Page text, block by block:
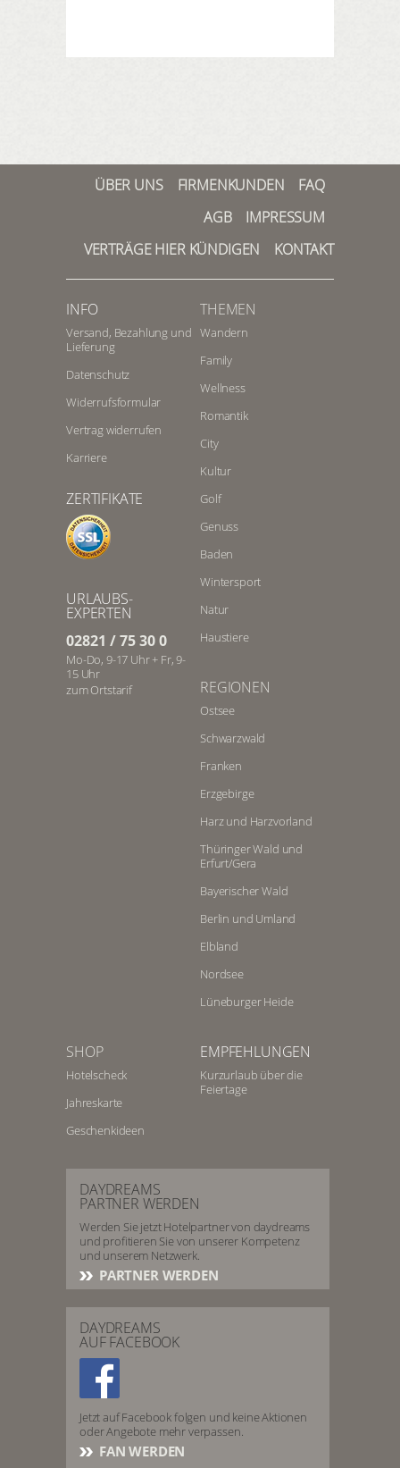
ÜBER UNS FIRMENKUNDEN
FAQ
AGB
IMPRESSUM
VERTRÄGE HIER KÜNDIGEN
KONTAKT
INFO
Versand, Bezahlung und
Lieferung
Datenschutz
Widerrufsformular
Vertrag widerrufen
Karriere
ZERTIFIKATE
URLAUBS-
EXPERTEN
02821 / 75 30 0
Mo-Do, 9-17 Uhr + Fr, 9-
15 Uhr
zum Ortstarif
THEMEN
Wandern
Family
Wellness
Romantik
City
Kultur
Golf
Genuss
Baden
Wintersport
Natur
Haustiere
REGIONEN
Ostsee
Schwarzwald
Franken
Erzgebirge
Harz und Harzvorland
Thüringer Wald und
Erfurt/Gera
Bayerischer Wald
Berlin und Umland
Elbland
Nordsee
Lüneburger Heide
SHOP
Hotelscheck
Jahreskarte
Geschenkideen
EMPFEHLUNGEN
Kurzurlaub über die
Feiertage
DAYDREAMS
PARTNER WERDEN
Werden Sie jetzt Hotelpartner von daydreams
und profitieren Sie von unserer Kompetenz
und unserem Netzwerk.
PARTNER WERDEN
DAYDREAMS
AUF FACEBOOK
Jetzt auf Facebook folgen und keine Aktionen
oder Angebote mehr verpassen.
FAN WERDEN